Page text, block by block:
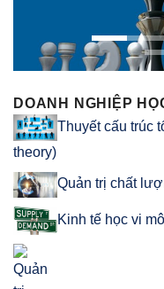
DOANH NGHIỆP
Thuyết cấu trúc
theory)
Quản trị chất
Kinh tế học vi mô